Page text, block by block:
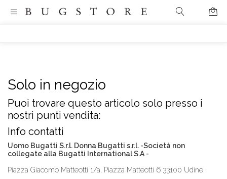
Solo in negozio
Puoi trovare questo articolo solo presso i
nostri punti vendita:
Info contatti
Uomo Bugatti S.r.l. Donna Bugatti s.r.l. -Società non
collegate alla Bugatti International S.A -
Piazza Giacomo Matteotti 1/a, Piazza Matteotti 6 33100 Udine